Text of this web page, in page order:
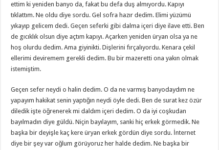
ettim ki yeniden banyo da, fakat bu defa duş almıyordu. Kapıyı
tıklattım. Ne oldu diye sordu. Gel sofra hazır dedim. Elimi yüzümü
yıkayıp gelicem dedi. Geçen seferki gibi dalma içeri diye ilave etti. Ben
de gıcıklık olsun diye açtım kapıyı. Açarken yeniden üryan olsa ya ne
hoş olurdu dedim. Ama giyinikti. Dişlerini fırçalıyordu. Kenara çekil
ellerimi deviremem gerekli dedim. Bu bir mazeretti ona yakın olmak
istemiştim.
Geçen sefer neydi o halin dedim. O da ne varmış banyodaydım ne
yapayım hakikat senin yaptığın neydi öyle dedi. Ben de surat kez özür
diledik işte öğrenerek mi daldım içeri dedim. O da iyi coşkudan
bayılmadın diye güldü. Niçin bayılayım, sanki hiç erkek görmedik. Ne
başka bir deyişle kaç kere üryan erkek gördün diye sordu. İnternet
diye bir şey var oğlum görüyoruz her halde dedim. Ne başka bir